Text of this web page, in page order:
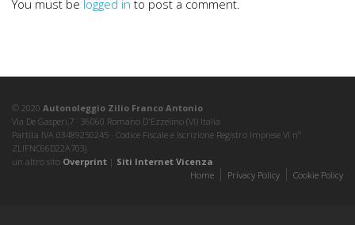
You must be logged in to post a comment.
© 2020 Autonoleggio Zilio Franco Antonio
Via De Gasperi,7 · 36060 Romano D'Ezzelino (VI) Italia
Partita IVA 03489250245 · Codice Fiscale e Iscrizione Registro Imprese VI nº
ZLIFNC66D22A703J
un altro sito Overprint | Siti Internet Vicenza
Home
Privacy Policy Cookie Policy